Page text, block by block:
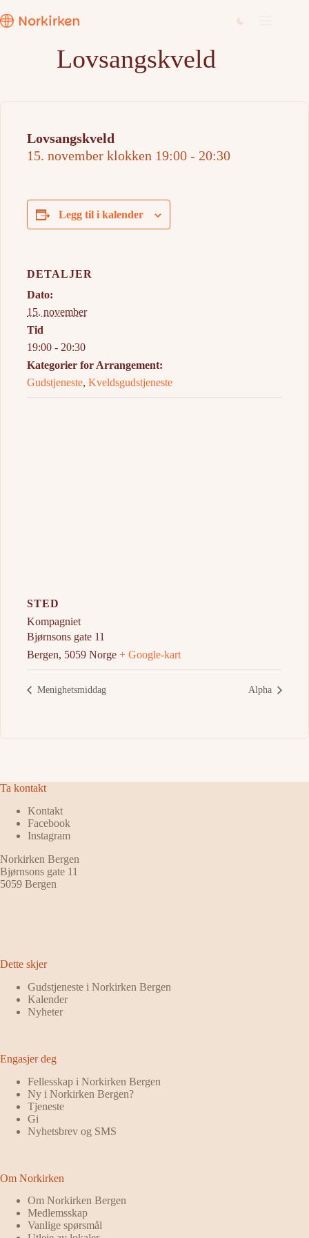
til
innholdet
Lovsangskveld
Lovsangskveld
15. november klokken 19:00 - 20:30
Legg til i kalender
DETALJER
Dato:
15. november
Tid
19:00 - 20:30
Kategorier for Arrangement:
Gudstjeneste,Kveldsgudstjeneste
STED
Kompagniet
Bjørnsons gate 11
Bergen, 5059 Norge + Google-kart
Menighetsmiddag Alpha
Ta kontakt
Kontakt
Facebook
Instagram
Norkirken Bergen
Bjørnsons gate 11
5059 Bergen
Dette skjer
Gudstjeneste i Norkirken Bergen
Kalender
Nyheter
Engasjer deg
Fellesskap i Norkirken Bergen
Ny i Norkirken Bergen?
Tjeneste
Gi
Nyhetsbrev og SMS
Om Norkirken
Om Norkirken Bergen
Medlemsskap
Vanlige spørsmål